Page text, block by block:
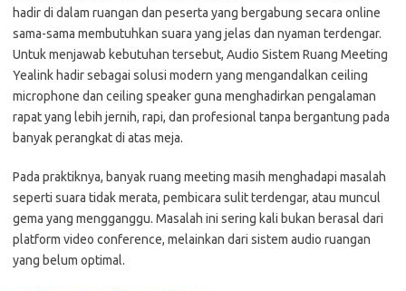
hadir di dalam ruangan dan peserta yang bergabung secara online
sama-sama membutuhkan suara yang jelas dan nyaman terdengar.
Untuk menjawab kebutuhan tersebut, Audio Sistem Ruang Meeting
Yealink hadir sebagai solusi modern yang mengandalkan ceiling
microphone dan ceiling speaker guna menghadirkan pengalaman
rapat yang lebih jernih, rapi, dan profesional tanpa bergantung pada
banyak perangkat di atas meja.
Pada praktiknya, banyak ruang meeting masih menghadapi masalah
seperti suara tidak merata, pembicara sulit terdengar, atau muncul
gema yang mengganggu. Masalah ini sering kali bukan berasal dari
platform video conference, melainkan dari sistem audio ruangan
yang belum optimal.